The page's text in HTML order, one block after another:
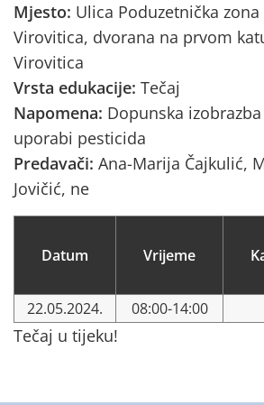
Mjesto: Ulica Poduzetnička zona
Virovitica, dvorana na prvom
Virovitica
Vrsta edukacije: Tečaj
Napomena: Dopunska
uporabi pesticida
Predavači: Ana-Marija Čajkulić,
Jovičić, ne
Datum Vrijeme
22.05.2024. 08:00-14:00
Tečaj u tijeku!